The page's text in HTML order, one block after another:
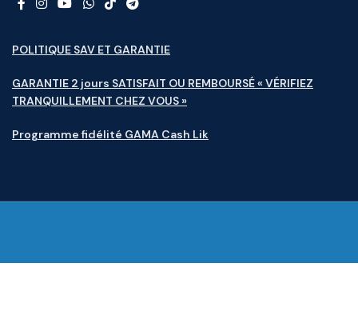
POLITIQUE SAV ET GARANTIE
GARANTIE 2 jours SATISFAIT OU REMBOURSÉ « VÉRIFIEZ
TRANQUILLEMENT CHEZ VOUS »
Programme fidélité GAMA Cash Lik